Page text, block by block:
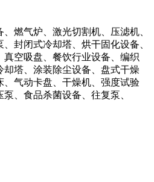
燃气炉、激光切割机、压滤机、
封闭式冷却塔、烘干固化设备、
空吸盘、餐饮行业设备、编织
塔、涂装除尘设备、盘式干燥
气动卡盘、干燥机、强度试验
、食品杀菌设备、往复泵、